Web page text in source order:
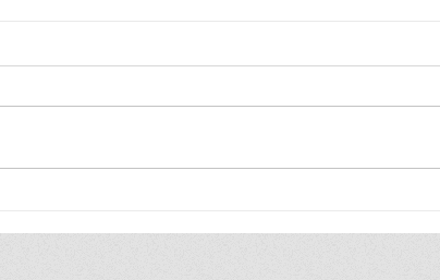
ยกระดับช่างแอร์ไทยสู่มืออาชีพ